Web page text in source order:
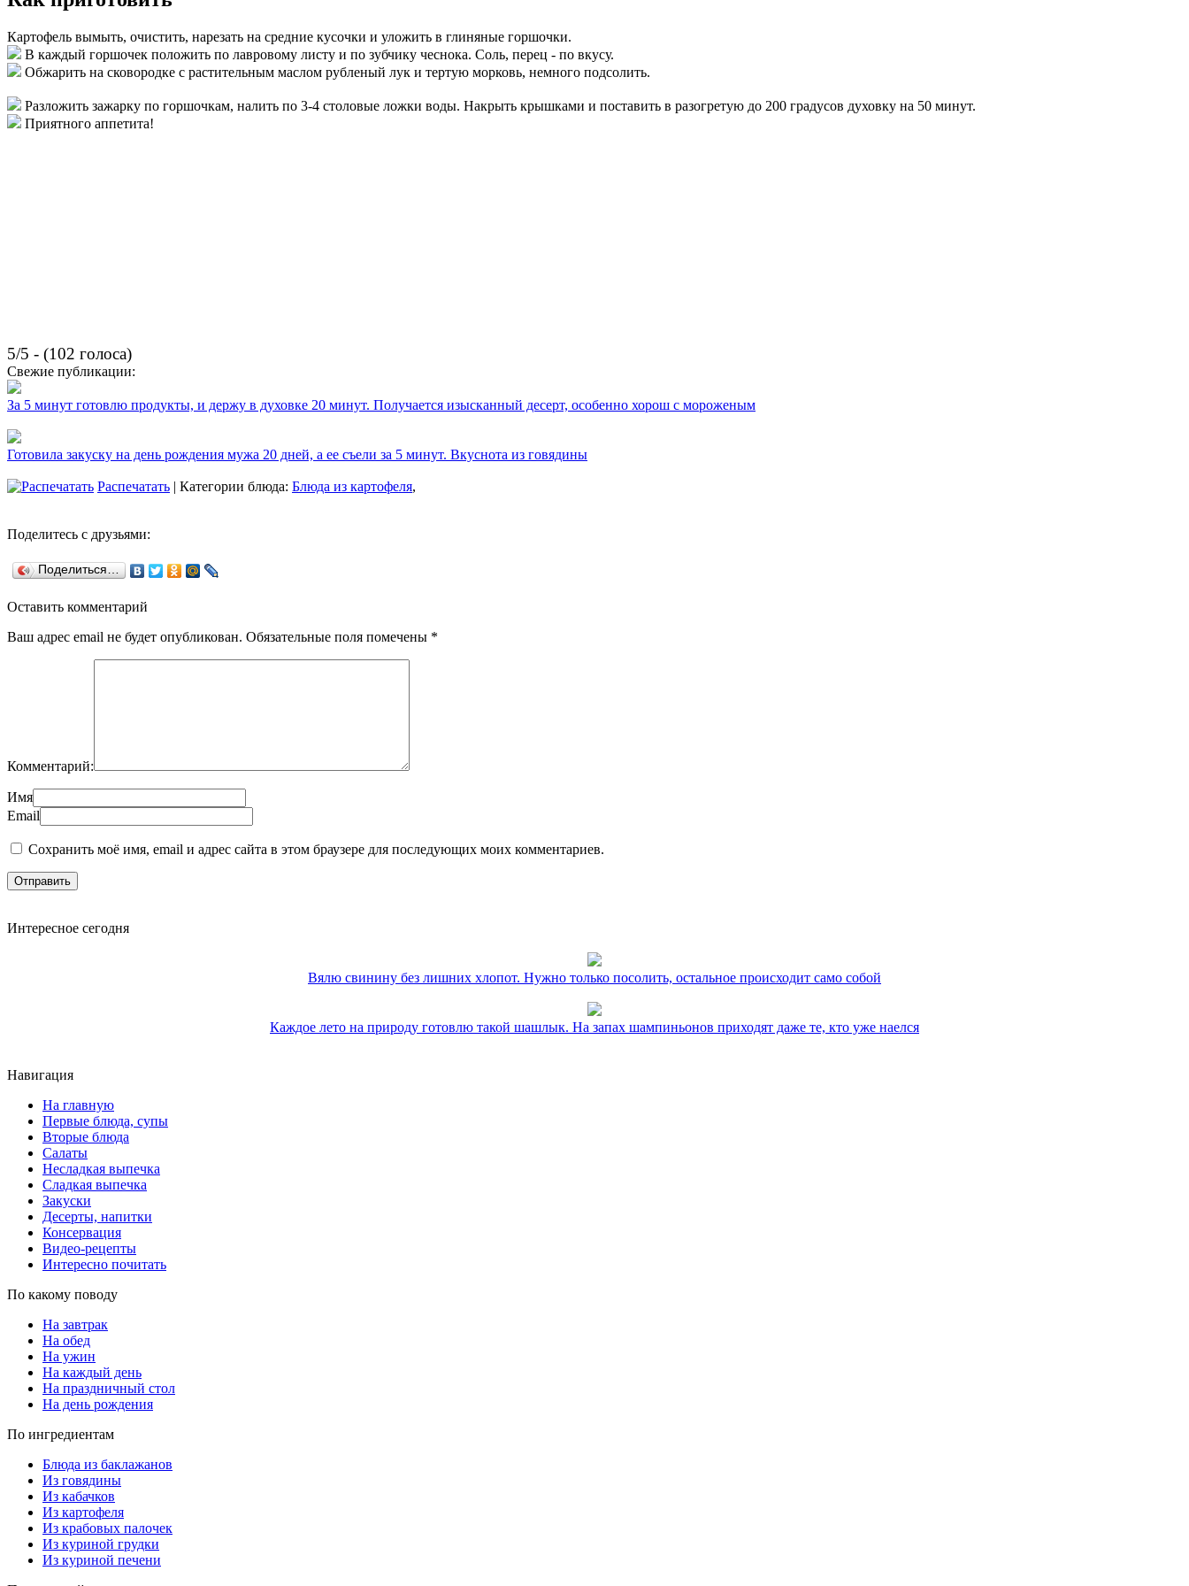
Картофель вымыть, очистить, нарезать на средние кусочки и уложить в глиняные горшочки.
В каждый горшочек положить по лавровому листу и по зубчику чеснока. Соль, перец - по вкусу.
Обжарить на сковородке с растительным маслом рубленый лук и тертую морковь, немного подсолить.
Разложить зажарку по горшочкам, налить по 3-4 столовые ложки воды. Накрыть крышками и поставить в разогретую до 200 градусов духовку на 50 минут.
Приятного аппетита!
5/5 - (102 голоса)
Свежие публикации:
За 5 минут готовлю продукты, и держу в духовке 20 минут. Получается изысканный десерт, особенно хорош с мороженым
Готовила закуску на день рождения мужа 20 дней, а ее съели за 5 минут. Вкуснота из говядины
Распечатать | Категории блюда: Блюда из картофеля,
Поделитесь с друзьями:
Поделиться…
Оставить комментарий
Ваш адрес email не будет опубликован. Обязательные поля помечены *
Комментарий:
Имя
Email
Сохранить моё имя, email и адрес сайта в этом браузере для последующих моих комментариев.
Интересное сегодня
Вялю свинину без лишних хлопот. Нужно только посолить, остальное происходит само собой
Каждое лето на природу готовлю такой шашлык. На запах шампиньонов приходят даже те, кто уже наелся
Навигация
На главную
Первые блюда, супы
Вторые блюда
Салаты
Несладкая выпечка
Сладкая выпечка
Закуски
Десерты, напитки
Консервация
Видео-рецепты
Интересно почитать
По какому поводу
На завтрак
На обед
На ужин
На каждый день
На праздничный стол
На день рождения
По ингредиентам
Блюда из баклажанов
Из говядины
Из кабачков
Из картофеля
Из крабовых палочек
Из куриной грудки
Из куриной печени